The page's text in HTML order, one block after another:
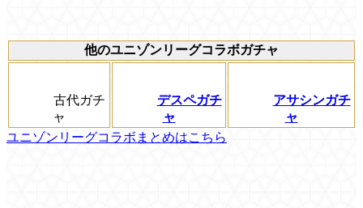
他のユニゾンリーグコラボガチャ
古代ガチ
ャ
デスペガチ
ャ
アサシンガチ
ャ
ユニゾンリーグコラボまとめはこちら